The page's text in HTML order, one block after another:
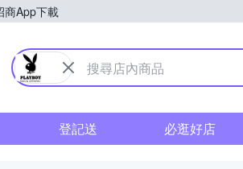
商App下載
Yahoo購物中心
登記送 必逛好店